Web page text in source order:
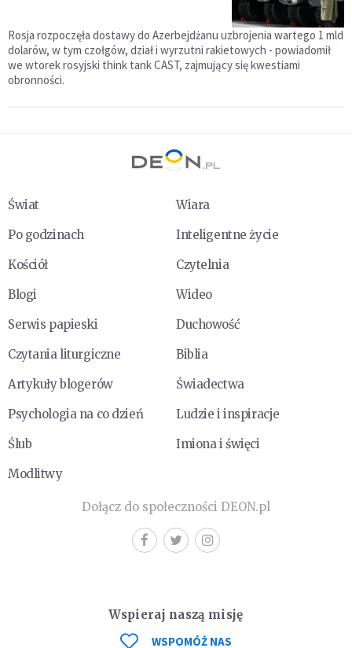
Rosja rozpoczęła dostawy do Azerbejdżanu uzbrojenia wartego 1 mld
dolarów, w tym czołgów, dział i wyrzutni rakietowych - powiadomił
we wtorek rosyjski think tank CAST, zajmujący się kwestiami
obronności.
Świat
Wiara
Po godzinach
Inteligentne życie
Kościół
Czytelnia
Blogi
Wideo
Serwis papieski
Duchowość
Czytania liturgiczne
Biblia
Artykuły blogerów
Świadectwa
Psychologia na co dzień
Ludzie i inspiracje
Ślub
Imiona i święci
Modlitwy
Dołącz do społeczności DEON.pl
Wspieraj naszą misję
WSPOMÓŻ NAS